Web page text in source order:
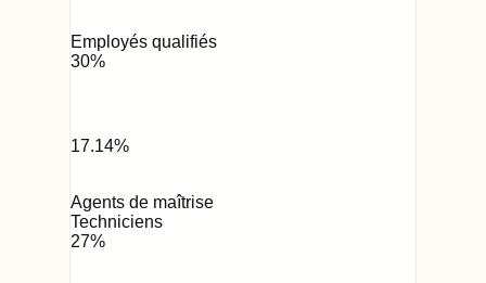
Employés qualifiés
30%
17.14%
Agents de maîtrise
Techniciens
27%